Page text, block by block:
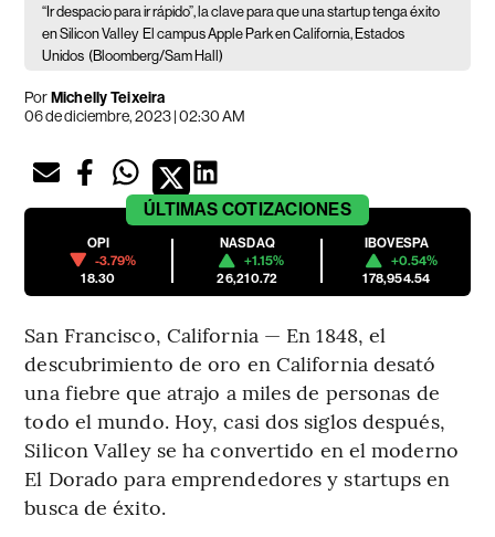
“Ir despacio para ir rápido”, la clave para que una startup tenga éxito
en Silicon Valley El campus Apple Park en California, Estados
Unidos (Bloomberg/Sam Hall)
PorMichelly Teixeira
06 de diciembre, 2023 | 02:30 AM
ÚLTIMAS COTIZACIONES
OPI
-3.79%
18.30
NASDAQ
+1.15%
26,210.72
IBOVESPA
+0.54%
178,954.54
San Francisco, California — En 1848, el
descubrimiento de oro en California desató
una fiebre que atrajo a miles de personas de
todo el mundo. Hoy, casi dos siglos después,
Silicon Valley se ha convertido en el moderno
El Dorado para emprendedores y startups en
busca de éxito.